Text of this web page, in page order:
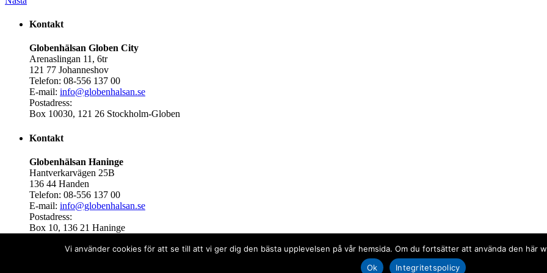
Kontakt
Globenhälsan Globen City
Arenaslingan 11, 6tr
121 77 Johanneshov
Telefon: 08-556 137 00
E-mail: info@globenhalsan.se
Postadress:
Box 10030, 121 26 Stockholm-Globen
Kontakt
Globenhälsan Haninge
Hantverkarvägen 25B
136 44 Handen
Telefon: 08-556 137 00
E-mail: info@globenhalsan.se
Postadress:
Box 10, 136 21 Haninge
Vi använder cookies för att se till att vi ger dig den bästa upplevelsen på vår hemsida. Om du fortsätter att använda den här
Ok
Integritetspolicy